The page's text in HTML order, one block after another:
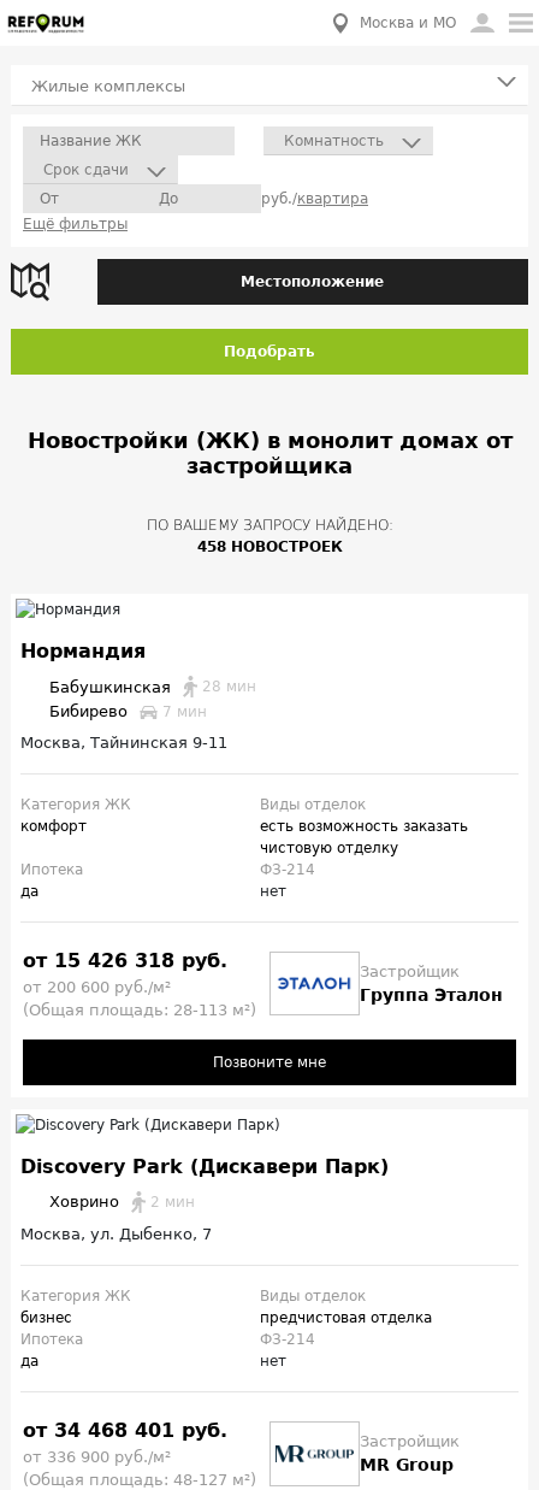
Москва и МО
Жилые комплексы
Комнатность
Срок сдачи
руб./квартира
Ещё фильтры
Местоположение
Подобрать
Новостройки (ЖК) в монолит домах от
застройщика
ПО ВАШЕМУ ЗАПРОСУ НАЙДЕНО:
458 НОВОСТРОЕК
Нормандия
Бабушкинская 28 мин
Бибирево 7 мин
Москва, Тайнинская 9-11
Категория ЖК
комфорт
Виды отделок
есть возможность заказать
чистовую отделку
Ипотека
да
ФЗ-214
нет
от 15 426 318 руб.
от 200 600 руб./м²
(Общая площадь: 28-113 м²)
Застройщик
Группа Эталон
Позвоните мне
Discovery Park (Дискавери Парк)
Ховрино 2 мин
Москва, ул. Дыбенко, 7
Категория ЖК
бизнес
Виды отделок
предчистовая отделка
Ипотека
да
ФЗ-214
нет
от 34 468 401 руб.
от 336 900 руб./м²
(Общая площадь: 48-127 м²)
Застройщик
MR Group